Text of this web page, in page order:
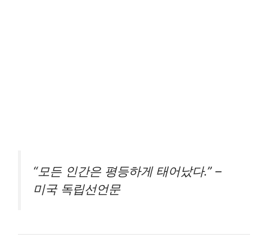
“모든 인간은 평등하게 태어났다.” –
미국 독립선언문